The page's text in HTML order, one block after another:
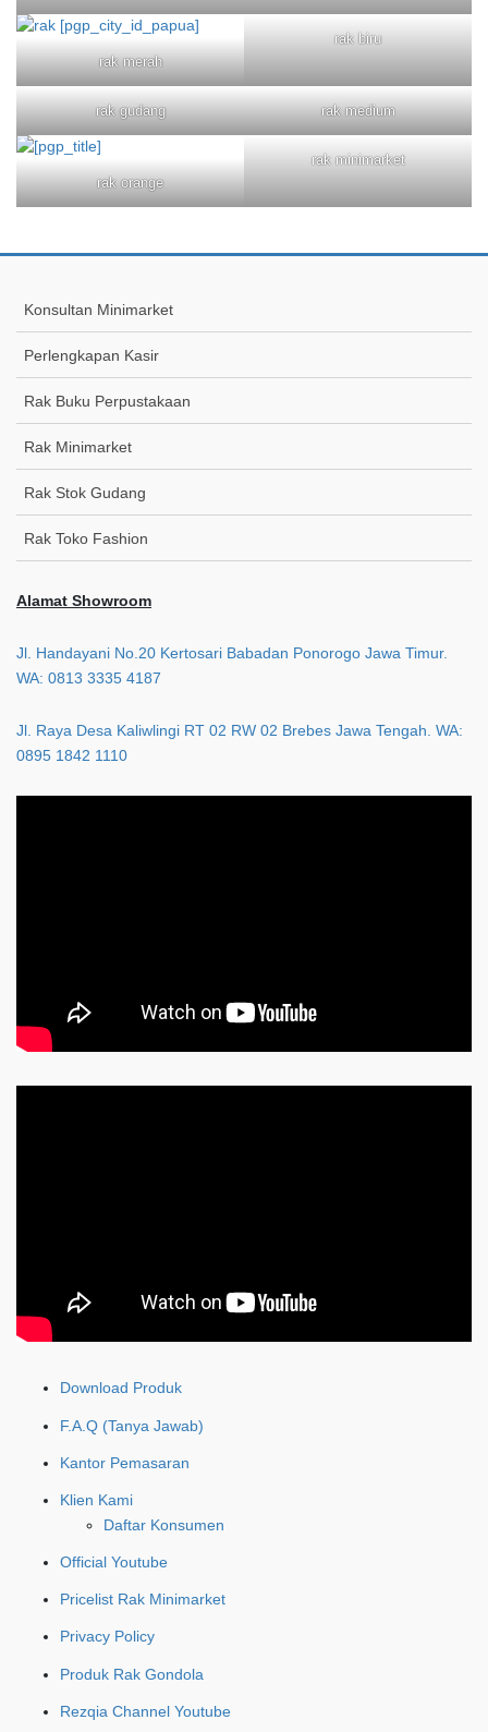
rak merah
rak biru
rak gudang rak medium
rak orange
rak minimarket
Konsultan Minimarket
Perlengkapan Kasir
Rak Buku Perpustakaan
Rak Minimarket
Rak Stok Gudang
Rak Toko Fashion
Alamat Showroom
Jl. Handayani No.20 Kertosari Babadan Ponorogo Jawa Timur.
WA: 0813 3335 4187
Jl. Raya Desa Kaliwlingi RT 02 RW 02 Brebes Jawa Tengah. WA:
0895 1842 1110
Download Produk
F.A.Q (Tanya Jawab)
Kantor Pemasaran
Klien Kami
Daftar Konsumen
Official Youtube
Pricelist Rak Minimarket
Privacy Policy
Produk Rak Gondola
Rezqia Channel Youtube